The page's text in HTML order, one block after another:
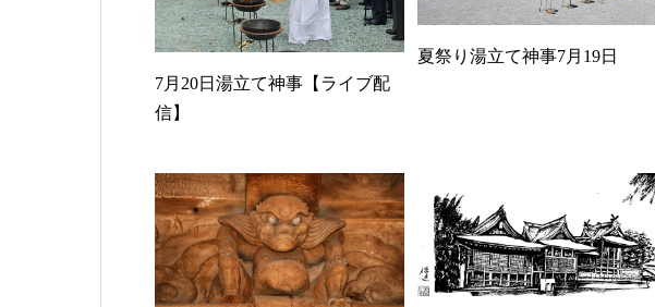
7月20日湯立て神事【ライブ配
信】
夏祭り湯立て神事7月19日